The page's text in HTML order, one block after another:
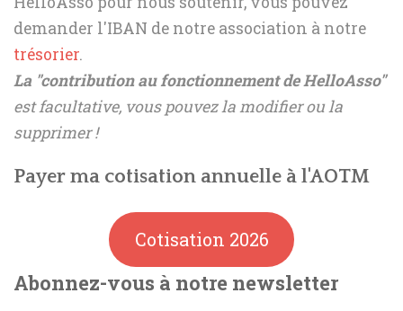
demander l'IBAN de notre association à notre
trésorier.
La "contribution au fonctionnement de HelloAsso"
est facultative, vous pouvez la modifier ou la
supprimer !
Payer ma cotisation annuelle à l'AOTM
Cotisation 2026
Abonnez-vous à notre newsletter